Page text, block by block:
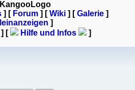
] [ Forum ] [Wiki ] [Galerie ]
]
[ Hilfe und Infos ]